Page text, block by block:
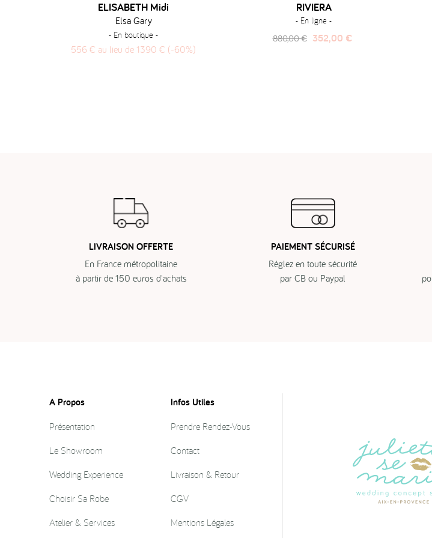
ELISABETH Midi
Elsa Gary
- En boutique -
556 € au lieu de 1390 € (-60%)
RIVIERA
- En ligne -
Prix
880,00 € Prix
352,00 €
LIVRAISON OFFERTE
En France métropolitaine
à partir de 150 euros d'achats
PAIEMENT SÉCURISÉ
Réglez en toute sécurité
par CB ou Paypal
A Propos
Présentation
Le Showroom
Wedding Experience
Choisir Sa Robe
Atelier & Services
Infos Utiles
Prendre Rendez-Vous
Contact
Livraison & Retour
CGV
Mentions Légales